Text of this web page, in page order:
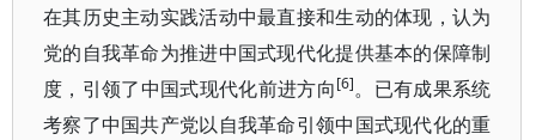
在其历史主动实践活动中最直接和生动的体现，认为
党的自我革命为推进中国式现代化提供基本的保障制
度，引领了中国式现代化前进方向[6]。已有成果系统
考察了中国共产党以自我革命引领中国式现代化的重